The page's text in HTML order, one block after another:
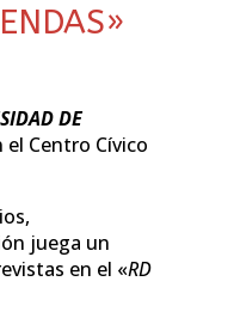
DE
el Centro Cívico
juega un
en el «RD